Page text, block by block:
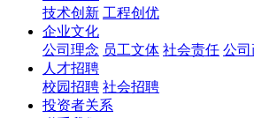
技术创新 工程创优
企业文化
公司理念 员工文体 社会责任 公
人才招聘
校园招聘 社会招聘
投资者关系